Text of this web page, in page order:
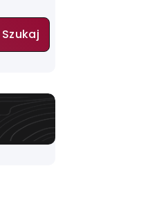
Szukaj